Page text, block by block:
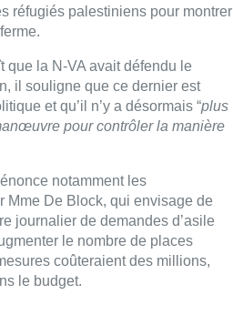
réfugiés palestiniens pour montrer
que la N-VA avait défendu le
il souligne que ce dernier est
et qu’il n’y a désormais “plus
pour contrôler la manière
notamment les
Mme De Block, qui envisage de
journalier de demandes d’asile
le nombre de places
coûteraient des millions,
le budget.